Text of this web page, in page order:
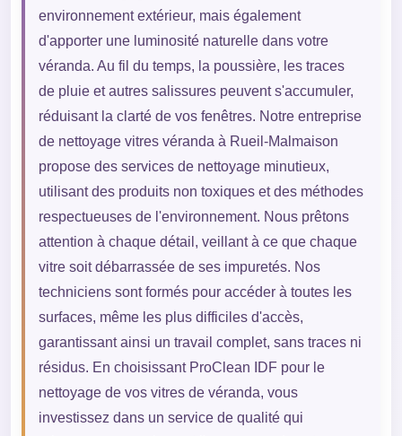
environnement extérieur, mais également
d'apporter une luminosité naturelle dans votre
véranda. Au fil du temps, la poussière, les traces
de pluie et autres salissures peuvent s'accumuler,
réduisant la clarté de vos fenêtres. Notre entreprise
de nettoyage vitres véranda à Rueil-Malmaison
propose des services de nettoyage minutieux,
utilisant des produits non toxiques et des méthodes
respectueuses de l'environnement. Nous prêtons
attention à chaque détail, veillant à ce que chaque
vitre soit débarrassée de ses impuretés. Nos
techniciens sont formés pour accéder à toutes les
surfaces, même les plus difficiles d'accès,
garantissant ainsi un travail complet, sans traces ni
résidus. En choisissant ProClean IDF pour le
nettoyage de vos vitres de véranda, vous
investissez dans un service de qualité qui